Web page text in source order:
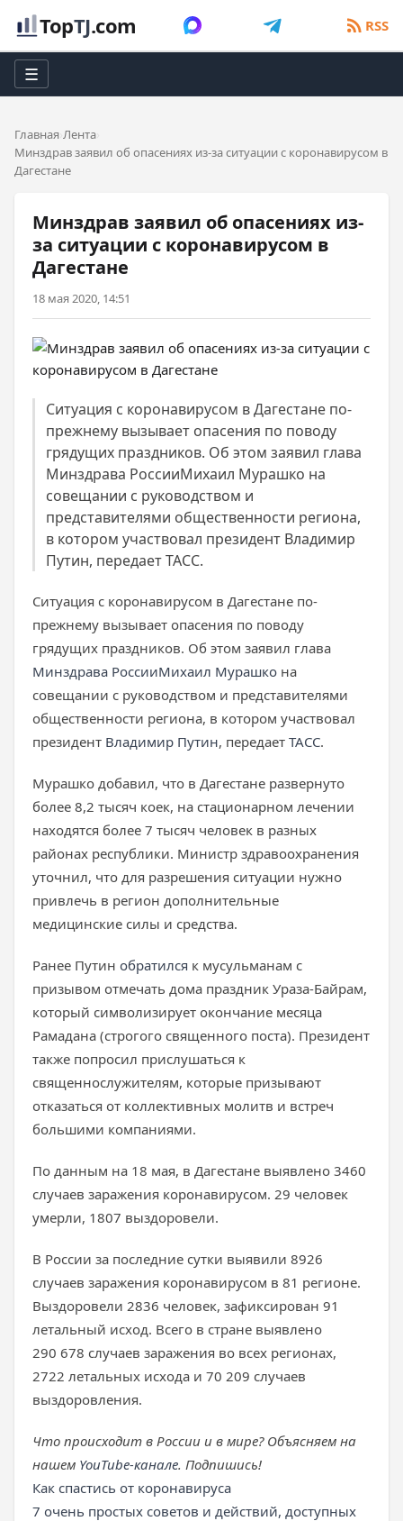
TopTJ.com RSS
☰
Главная Лента
Минздрав заявил об опасениях из-за ситуации с коронавирусом в
Дагестане
Минздрав заявил об опасениях из-
за ситуации с коронавирусом в
Дагестане
18 мая 2020, 14:51
Ситуация с коронавирусом в Дагестане по-
прежнему вызывает опасения по поводу
грядущих праздников. Об этом заявил глава
Минздрава РоссииМихаил Мурашко на
совещании с руководством и
представителями общественности региона,
в котором участвовал президент Владимир
Путин, передает ТАСС.
Ситуация с коронавирусом в Дагестане по-
прежнему вызывает опасения по поводу
грядущих праздников. Об этом заявил глава
Минздрава РоссииМихаил Мурашко на
совещании с руководством и представителями
общественности региона, в котором участвовал
президент Владимир Путин, передает ТАСС.
Мурашко добавил, что в Дагестане развернуто
более 8,2 тысяч коек, на стационарном лечении
находятся более 7 тысяч человек в разных
районах республики. Министр здравоохранения
уточнил, что для разрешения ситуации нужно
привлечь в регион дополнительные
медицинские силы и средства.
Ранее Путин обратился к мусульманам с
призывом отмечать дома праздник Ураза-Байрам,
который символизирует окончание месяца
Рамадана (строгого священного поста). Президент
также попросил прислушаться к
священнослужителям, которые призывают
отказаться от коллективных молитв и встреч
большими компаниями.
По данным на 18 мая, в Дагестане выявлено 3460
случаев заражения коронавирусом. 29 человек
умерли, 1807 выздоровели.
В России за последние сутки выявили 8926
случаев заражения коронавирусом в 81 регионе.
Выздоровели 2836 человек, зафиксирован 91
летальный исход. Всего в стране выявлено
290 678 случаев заражения во всех регионах,
2722 летальных исхода и 70 209 случаев
выздоровления.
Что происходит в России и в мире? Объясняем на
нашем YouTube-канале. Подпишись!
Как спастись от коронавируса
7 очень простых советов и действий, доступных